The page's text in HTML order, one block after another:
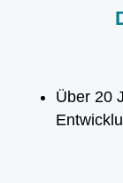
Über 20